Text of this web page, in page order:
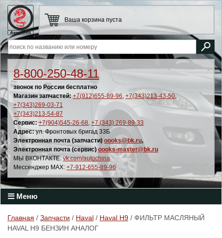
8-800-250-48-11
звонок по России бесплатно
Магазин запчастей: +7(912)655-89-96, +7(343)213-43-50,
+7(343)269-03-71
+7(343)213-54-87
Сервис: +7(904)545-26-68, +7 (343) 269-89-33
Адрес:ул. Фронтовых бригад 33Б
Электронная почта (запчасти) oooks@bk.ru,
Электронная почта (сервис) oooks-master@bk.ru
МЫ ВКОНТАКТЕ: vk.com/autochina
Мессенджер MAX: +7-912-655-89-96
Ваша корзина пуста
Меню
Главная / Запчасти / Haval / Haval H9 / ФИЛЬТР МАСЛЯНЫЙ
HAVAL H9 БЕНЗИН АНАЛОГ